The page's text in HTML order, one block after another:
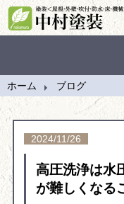
ホーム
会社案内
施工の流れ
ブログ
ホーム ブログ
2024/11/26
高圧洗浄は水
が難しくなる